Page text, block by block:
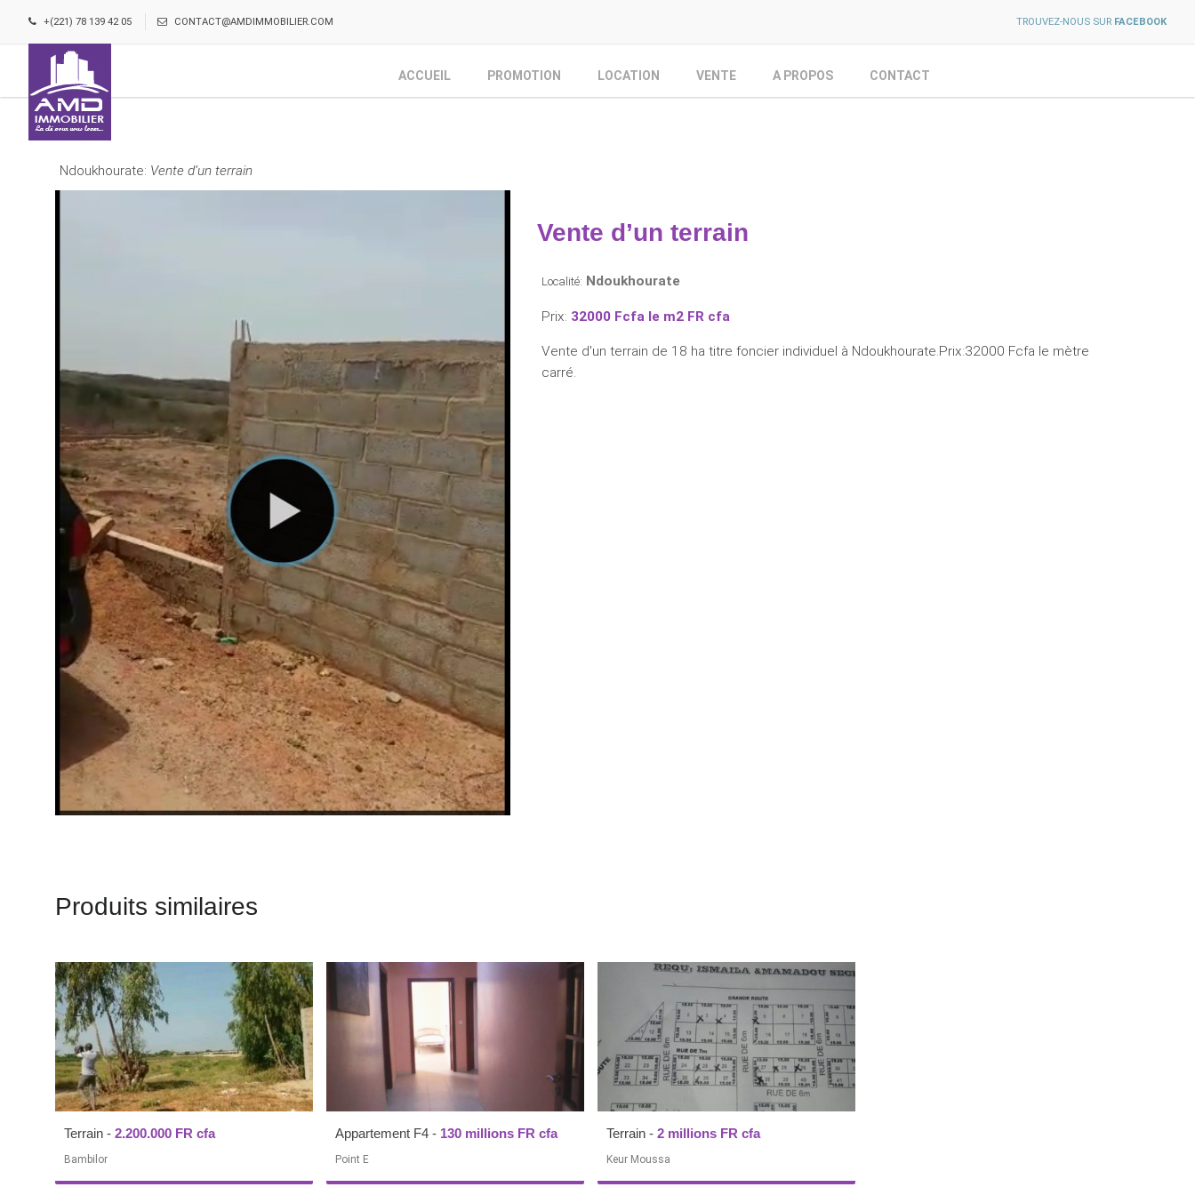
+(221) 78 139 42 05 CONTACT@AMDIMMOBILIER.COM TROUVEZ-NOUS SUR FACEBOOK
ACCUEIL PROMOTION LOCATION VENTE A PROPOS CONTACT
Ndoukhourate: Vente d’un terrain
Vente d’un terrain
Localité: Ndoukhourate
Prix: 32000 Fcfa le m2 FR cfa
Vente d'un terrain de 18 ha titre foncier individuel à Ndoukhourate.Prix:32000 Fcfa le mètre
carré.
Produits similaires
Terrain - 2.200.000 FR cfa
Bambilor
Appartement F4 - 130 millions FR cfa
Point E
Terrain - 2 millions FR cfa
Keur Moussa